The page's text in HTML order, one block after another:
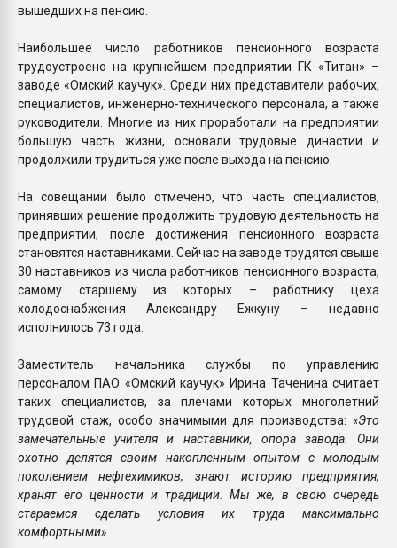
вышедших на пенсию.
Наибольшее число работников пенсионного возраста
трудоустроено на крупнейшем предприятии ГК «Титан» –
заводе «Омский каучук». Среди них представители рабочих,
специалистов, инженерно-технического персонала, а также
руководители. Многие из них проработали на предприятии
большую часть жизни, основали трудовые династии и
продолжили трудиться уже после выхода на пенсию.
На совещании было отмечено, что часть специалистов,
принявших решение продолжить трудовую деятельность на
предприятии, после достижения пенсионного возраста
становятся наставниками. Сейчас на заводе трудятся свыше
30 наставников из числа работников пенсионного возраста,
самому старшему из которых – работнику цеха
холодоснабжения Александру Ежкуну – недавно
исполнилось 73 года.
Заместитель начальника службы по управлению
персоналом ПАО «Омский каучук» Ирина Таченина считает
таких специалистов, за плечами которых многолетний
трудовой стаж, особо значимыми для производства: «Это
замечательные учителя и наставники, опора завода. Они
охотно делятся своим накопленным опытом с молодым
поколением нефтехимиков, знают историю предприятия,
хранят его ценности и традиции. Мы же, в свою очередь
стараемся сделать условия их труда максимально
комфортными».